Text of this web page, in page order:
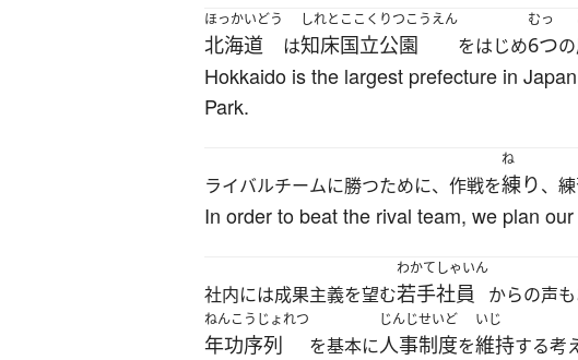
ほっかいどう
北海道 は
しれとここくりつこうえん
知床国立公園 をはじめ
むっ
6つの
Hokkaido is the largest prefecture in
Park.
ライバルチームに勝つために、作戦を
ね
練り、
In order to beat the rival team, we plan
社内には成果主義を望む
わかてしゃいん
若手社員 からの声も
ねんこうじょれつ
年功序列 を基本に
じんじせいど
人事制度を
いじ
維持する考